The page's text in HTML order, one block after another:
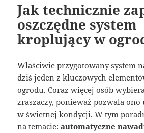
Jak technicznie
oszczędne system
kroplujący w
Właściwie przygotowany system
dziś jeden z kluczowych
ogrodu. Coraz więcej osób
zraszaczy, ponieważ pozwala
w świetnej kondycji. W tym
na temacie:automatyczne